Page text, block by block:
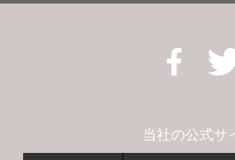
当社の公式サ